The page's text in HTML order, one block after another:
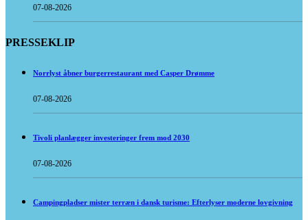
07-08-2026
PRESSEKLIP
Norrlyst åbner burgerrestaurant med Casper Drømme
07-08-2026
Tivoli planlægger investeringer frem mod 2030
07-08-2026
Campingpladser mister terræn i dansk turisme: Efterlyser moderne lovgivning